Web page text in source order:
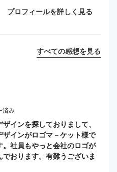
プロフィールを詳しく見る
すべての感想を見る
済み
インを探しておりまして、
インがロゴマ－ケット様で
。社員もやっと会社のロゴが
おります。有難うございま